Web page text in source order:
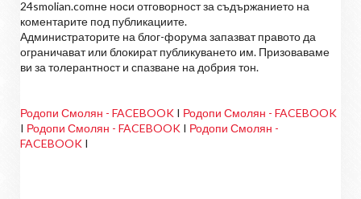
24smolian.comне носи отговорност за съдържанието на
коментарите под публикациите.
Администраторите на блог-форума запазват правото да
ограничават или блокират публикуването им. Призоваваме
ви за толерантност и спазване на добрия тон.
Родопи Смолян - FACEBOOK I Родопи Смолян - FACEBOOK
I Родопи Смолян - FACEBOOK I Родопи Смолян -
FACEBOOK I